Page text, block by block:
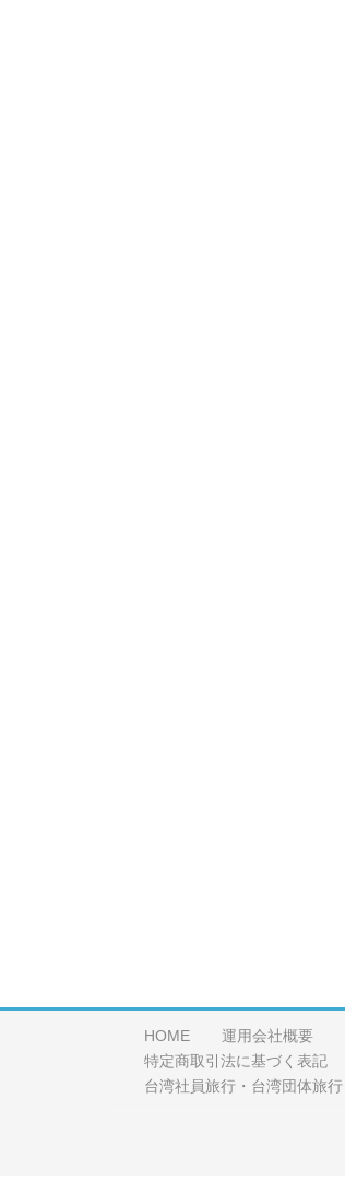
HOME 運用会社概要
特定商取引法に基づく表記
台湾社員旅行・台湾団体旅行